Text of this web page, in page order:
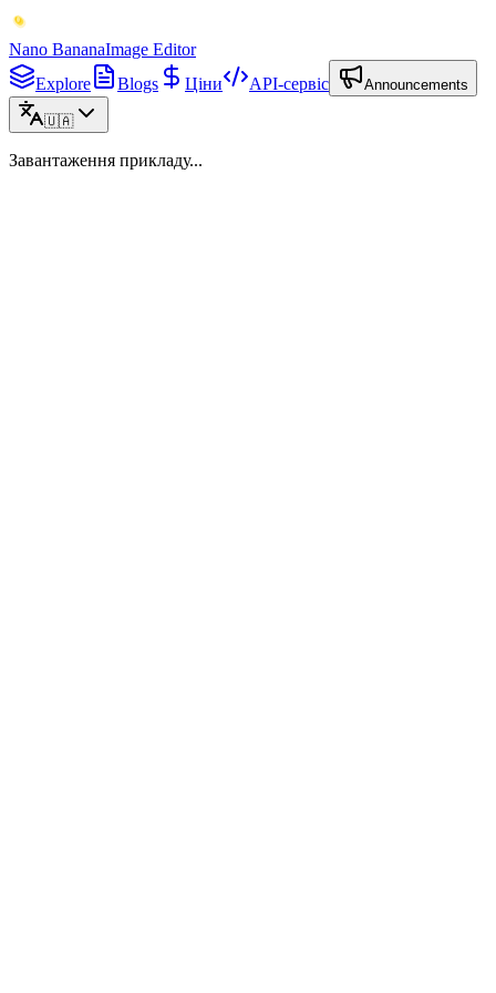
Nano BananaImage Editor
Explore
Blogs Ціни API-сервіс Announcements
🇺🇦
Завантаження прикладу...